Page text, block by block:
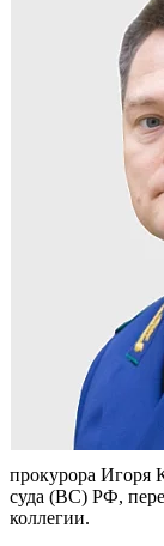
прокурора Игоря
суда (ВС) РФ,
коллегии.